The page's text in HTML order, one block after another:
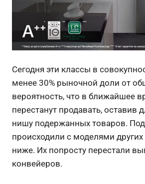
Сегодня эти классы в
менее 30% рыночной доли от
вероятность, что в ближайшее
перестанут продавать, оставив
нишу подержанных товаров.
происходили с моделями других
ниже. Их попросту перестали
конвейеров.